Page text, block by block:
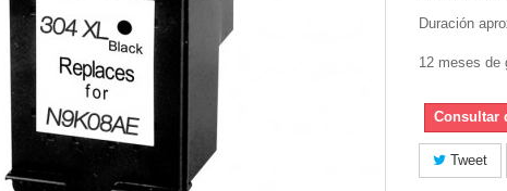
Duración
12 meses de
Consultar
Tweet